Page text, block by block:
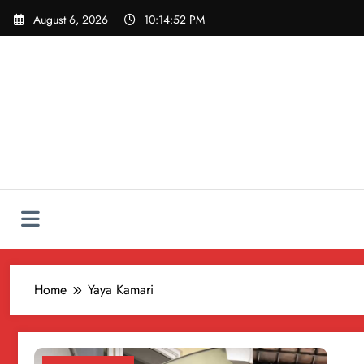
Skip
August 6, 2026 10:14:52 PM
Home Yaya Kamari